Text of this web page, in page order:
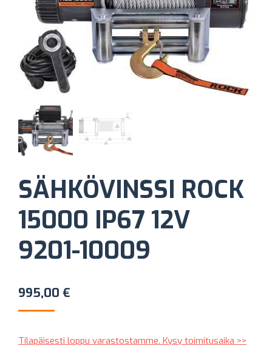
SÄHKÖVINSSI ROCK
15000 IP67 12V
9201-10009
995,00 €
Tilapäisesti loppu varastostamme. Kysy toimitusaika >>